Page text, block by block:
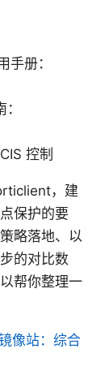
册：
控制
，建
保护的要
略落地、以
的对比数
帮你整理一
像站：综合